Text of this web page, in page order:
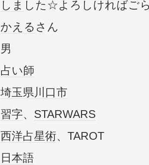
しま した☆よろしければご
かえる さん
男
占い師
埼玉県川口市
習字、 STARWARS
西洋占星術、TAROT
日本語